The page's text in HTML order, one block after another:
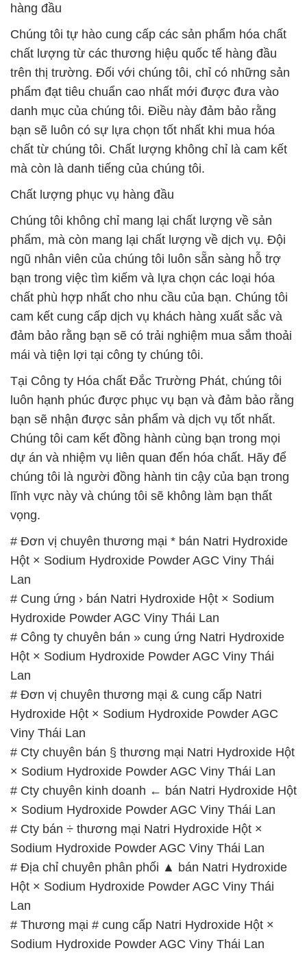
hàng đầu
Chúng tôi tự hào cung cấp các sản phẩm hóa chất
chất lượng từ các thương hiệu quốc tế hàng đầu
trên thị trường. Đối với chúng tôi, chỉ có những sản
phẩm đạt tiêu chuẩn cao nhất mới được đưa vào
danh mục của chúng tôi. Điều này đảm bảo rằng
bạn sẽ luôn có sự lựa chọn tốt nhất khi mua hóa
chất từ chúng tôi. Chất lượng không chỉ là cam kết
mà còn là danh tiếng của chúng tôi.
Chất lượng phục vụ hàng đầu
Chúng tôi không chỉ mang lại chất lượng về sản
phẩm, mà còn mang lại chất lượng về dịch vụ. Đội
ngũ nhân viên của chúng tôi luôn sẵn sàng hỗ trợ
bạn trong việc tìm kiếm và lựa chọn các loại hóa
chất phù hợp nhất cho nhu cầu của bạn. Chúng tôi
cam kết cung cấp dịch vụ khách hàng xuất sắc và
đảm bảo rằng bạn sẽ có trải nghiệm mua sắm thoải
mái và tiện lợi tại công ty chúng tôi.
Tại Công ty Hóa chất Đắc Trường Phát, chúng tôi
luôn hạnh phúc được phục vụ bạn và đảm bảo rằng
bạn sẽ nhận được sản phẩm và dịch vụ tốt nhất.
Chúng tôi cam kết đồng hành cùng bạn trong mọi
dự án và nhiệm vụ liên quan đến hóa chất. Hãy để
chúng tôi là người đồng hành tin cậy của bạn trong
lĩnh vực này và chúng tôi sẽ không làm bạn thất
vọng.
# Đơn vị chuyên thương mại * bán Natri Hydroxide
Hột × Sodium Hydroxide Powder AGC Viny Thái
Lan
# Cung ứng › bán Natri Hydroxide Hột × Sodium
Hydroxide Powder AGC Viny Thái Lan
# Công ty chuyên bán » cung ứng Natri Hydroxide
Hột × Sodium Hydroxide Powder AGC Viny Thái
Lan
# Đơn vị chuyên thương mại & cung cấp Natri
Hydroxide Hột × Sodium Hydroxide Powder AGC
Viny Thái Lan
# Cty chuyên bán § thương mại Natri Hydroxide Hột
× Sodium Hydroxide Powder AGC Viny Thái Lan
# Cty chuyên kinh doanh ← bán Natri Hydroxide Hột
× Sodium Hydroxide Powder AGC Viny Thái Lan
# Cty bán ÷ thương mại Natri Hydroxide Hột ×
Sodium Hydroxide Powder AGC Viny Thái Lan
# Địa chỉ chuyên phân phối ▲ bán Natri Hydroxide
Hột × Sodium Hydroxide Powder AGC Viny Thái
Lan
# Thương mại # cung cấp Natri Hydroxide Hột ×
Sodium Hydroxide Powder AGC Viny Thái Lan